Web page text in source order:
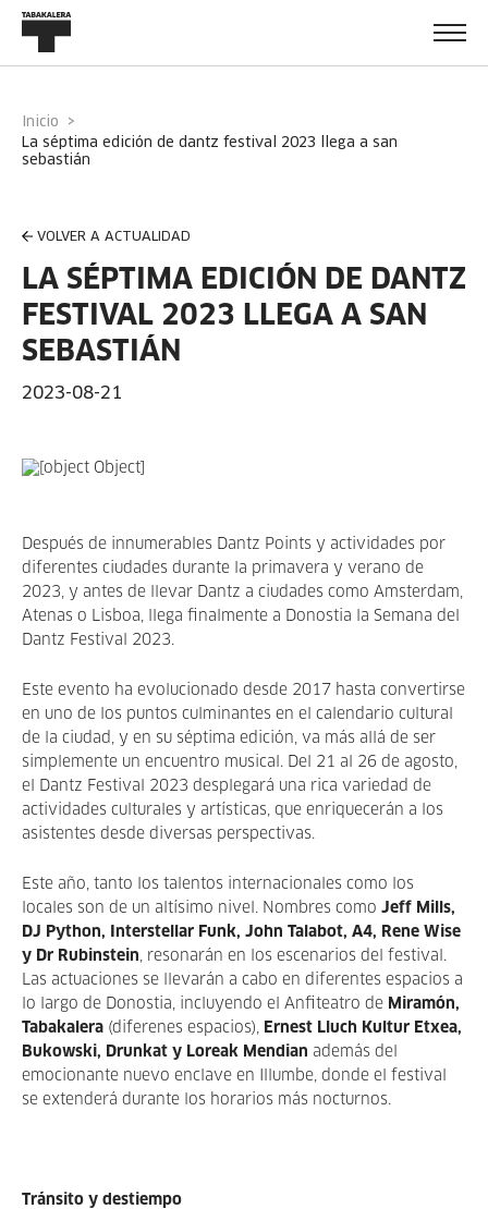
Inicio
la séptima edición de dantz festival 2023 llega a san
sebastián
VOLVER A ACTUALIDAD
LA SÉPTIMA EDICIÓN DE DANTZ
FESTIVAL 2023 LLEGA A SAN
SEBASTIÁN
2023-08-21
Después de innumerables Dantz Points y actividades por
diferentes ciudades durante la primavera y verano de
2023, y antes de llevar Dantz a ciudades como Amsterdam,
Atenas o Lisboa, llega finalmente a Donostia la Semana del
Dantz Festival 2023.
Este evento ha evolucionado desde 2017 hasta convertirse
en uno de los puntos culminantes en el calendario cultural
de la ciudad, y en su séptima edición, va más allá de ser
simplemente un encuentro musical. Del 21 al 26 de agosto,
el Dantz Festival 2023 desplegará una rica variedad de
actividades culturales y artísticas, que enriquecerán a los
asistentes desde diversas perspectivas.
Este año, tanto los talentos internacionales como los
locales son de un altísimo nivel. Nombres como Jeff Mills,
DJ Python, Interstellar Funk, John Talabot, A4, Rene Wise
y Dr Rubinstein, resonarán en los escenarios del festival.
Las actuaciones se llevarán a cabo en diferentes espacios a
lo largo de Donostia, incluyendo el Anfiteatro de Miramón,
Tabakalera (diferenes espacios), Ernest Lluch Kultur Etxea,
Bukowski, Drunkat y Loreak Mendian además del
emocionante nuevo enclave en Illumbe, donde el festival
se extenderá durante los horarios más nocturnos.
Tránsito y destiempo